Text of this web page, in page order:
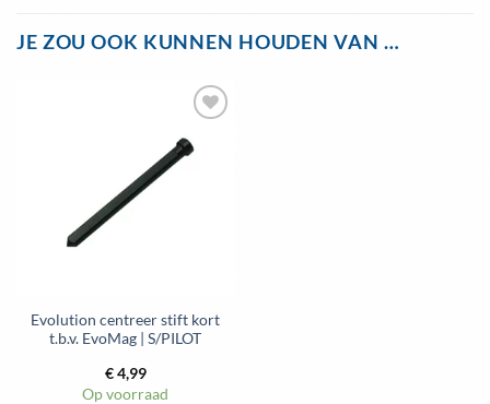
JE ZOU OOK KUNNEN HOUDEN VAN …
Evolution centreer stift kort
t.b.v. EvoMag | S/PILOT
€4,99
Op voorraad